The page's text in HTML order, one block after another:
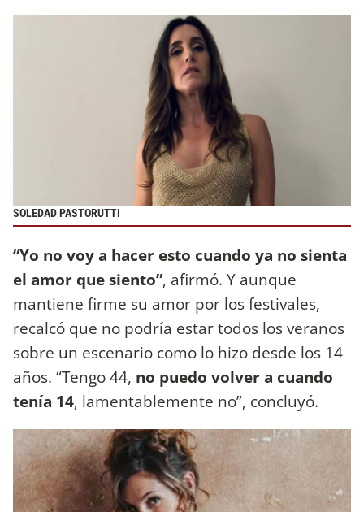
SOLEDAD PASTORUTTI
“Yo no voy a hacer esto cuando ya no sienta
el amor que siento”, afirmó. Y aunque
mantiene firme su amor por los festivales,
recalcó que no podría estar todos los veranos
sobre un escenario como lo hizo desde los 14
años. “Tengo 44, no puedo volver a cuando
tenía 14, lamentablemente no”, concluyó.